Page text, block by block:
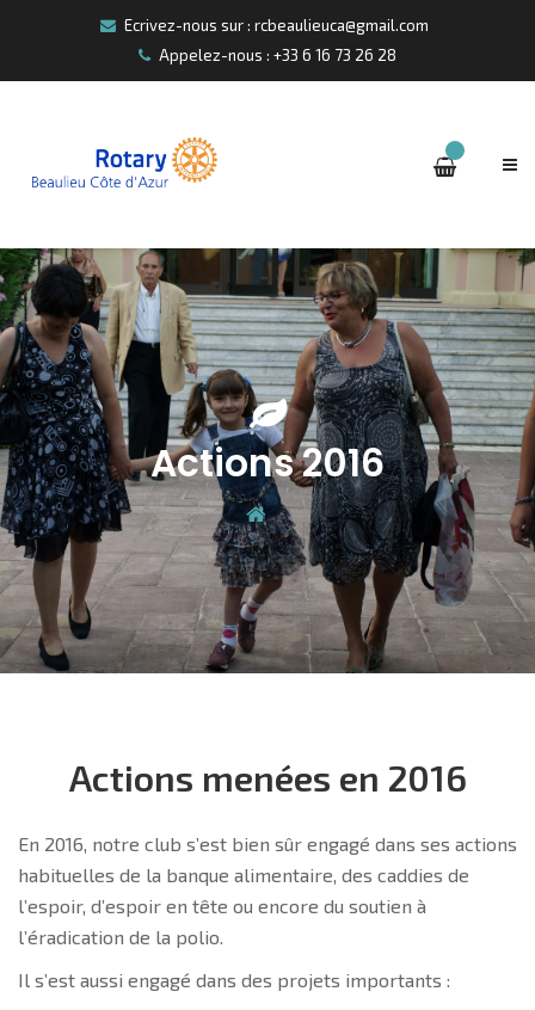
Ecrivez-nous sur : rcbeaulieuca@gmail.com
Appelez-nous : +33 6 16 73 26 28
Actions 2016
Actions menées en 2016
En 2016, notre club s’est bien sûr engagé dans ses actions
habituelles de la banque alimentaire, des caddies de
l’espoir, d’espoir en tête ou encore du soutien à
l’éradication de la polio.
Il s’est aussi engagé dans des projets importants :